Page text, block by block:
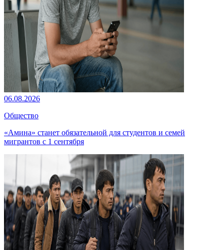
06.08.2026
Общество
«Амина» станет обязательной для студентов и семей
мигрантов с 1 сентября